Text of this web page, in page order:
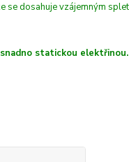
dosahuje vzájemným
statickou elektřinou.